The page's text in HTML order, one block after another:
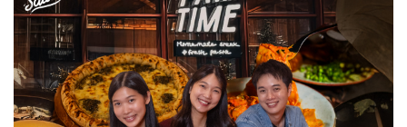
ปัญหาอีกอย่างคือ “ความสมบูรณ์แบบ” (Perfectionism) ที่
ทำให้เรายึดติดกับการตัดสินใจที่ดีที่สุด และตำหนิตัวเองเมื่อ
ทำไม่ได้ Dr. Julie แนะนำให้มุ่งเน้นที่ “การตัดสินใจที่ดีพอ”
(Good Enough Decisions) แทน